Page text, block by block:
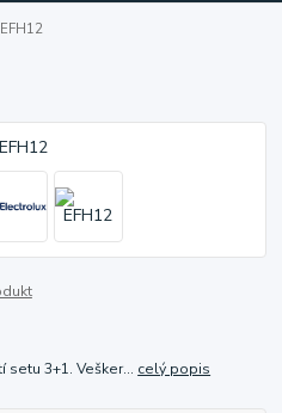
EFH12
3+1. Vešker... celý popis